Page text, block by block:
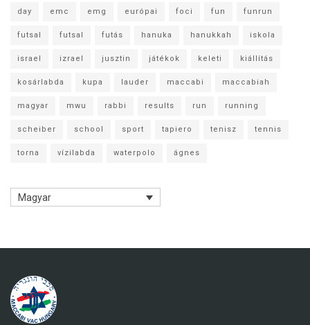
day emc emg európai foci fun funrun
futsal futsal futás hanuka hanukkah iskola
israel izrael jusztin játékok keleti kiállítás
kosárlabda kupa lauder maccabi maccabiah
magyar mwu rabbi results run running
scheiber school sport tapiero tenisz tennis
torna vízilabda waterpolo ágnes
Magyar